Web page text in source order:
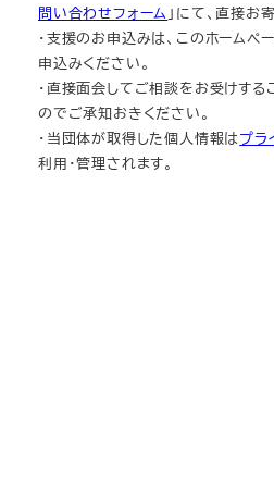
問い合わせフォーム 」にて、直接お
・支援のお申込みは、このホームペ
申込みください。
・直接面会してご相談をお受けす
のでご承知おきください。
・当団体が取得した個人情報はプラ
利用・管理されます。